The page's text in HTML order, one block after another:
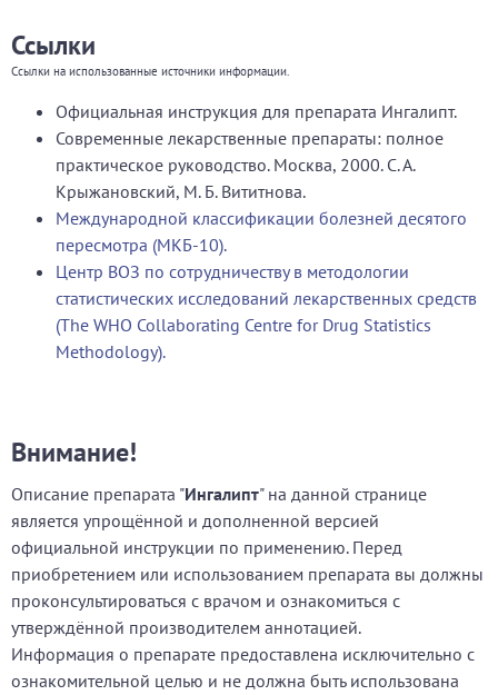
Ссылки
Ссылки на использованные источники информации.
Официальная инструкция для препарата Ингалипт.
Современные лекарственные препараты: полное
практическое руководство. Москва, 2000. С. А.
Крыжановский, М. Б. Вититнова.
Международной классификации болезней десятого
пересмотра (МКБ-10).
Центр ВОЗ по сотрудничеству в методологии
статистических исследований лекарственных средств
(The WHO Collaborating Centre for Drug Statistics
Methodology).
Внимание!
Описание препарата "Ингалипт" на данной странице
является упрощённой и дополненной версией
официальной инструкции по применению. Перед
приобретением или использованием препарата вы должны
проконсультироваться с врачом и ознакомиться с
утверждённой производителем аннотацией.
Информация о препарате предоставлена исключительно с
ознакомительной целью и не должна быть использована